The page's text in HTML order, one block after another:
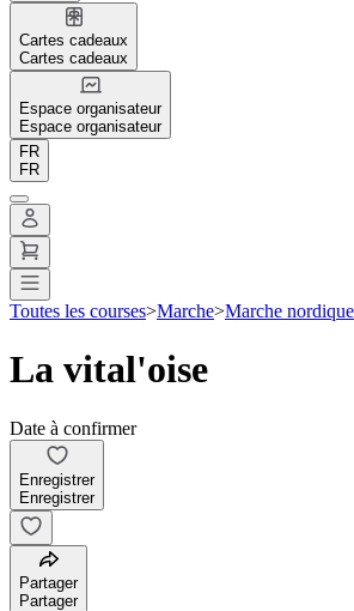
Cartes cadeaux
Cartes cadeaux
Espace organisateur
Espace organisateur
FR
FR
Toutes les courses>Marche>Marche nordique
La vital'oise
Date à confirmer
Enregistrer
Enregistrer
Partager
Partager